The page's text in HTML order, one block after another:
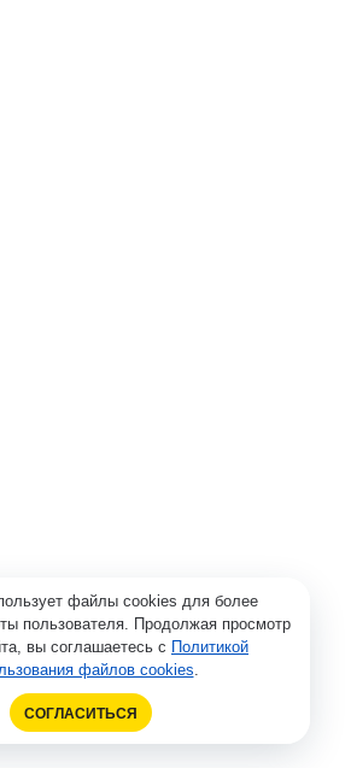
файлы cookies для более
пользователя. Продолжая просмотр
вы соглашаетесь с Политикой
файлов cookies.
СОГЛАСИТЬСЯ